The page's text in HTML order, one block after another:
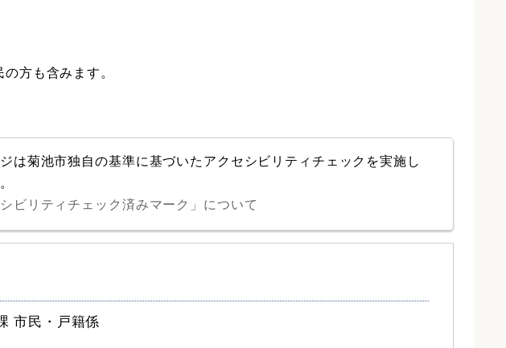
方も含みます。
は菊池市独自の基準に基づいたアクセシビリティチェックを実施し
シビリティチェック済みマーク」について
市民・戸籍係